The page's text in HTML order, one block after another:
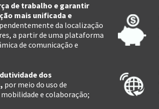
de trabalho e garantir
mais unificada e
da localização
a partir de uma plataforma
de comunicação e
dos
por meio do uso de
e colaboração;